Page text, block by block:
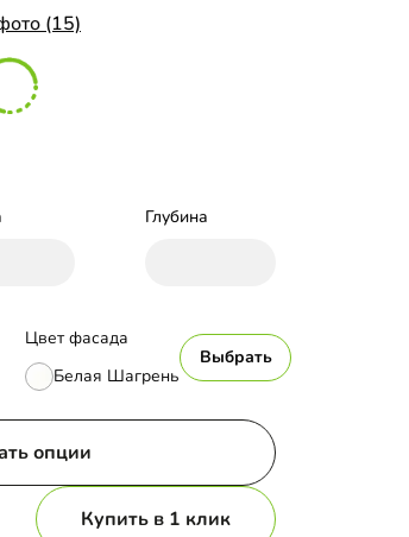
(15)
Глубина
Цвет фасада
Белая Шагрень
Выбрать
опции
Купить в 1 клик